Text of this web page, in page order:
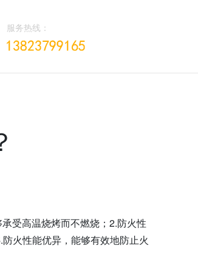
服务热线：
受高温烧烤而不燃烧；2.防火性
火性能优异，能够有效地防止火